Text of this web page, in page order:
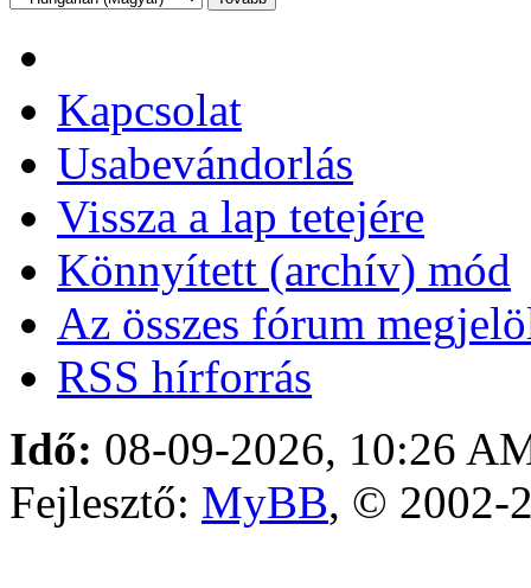
Kapcsolat
Usabevándorlás
Vissza a lap tetejére
Könnyített (archív) mód
Az összes fórum
RSS hírforrás
Idő: 08-09-2026, 10:26
Fejlesztő: MyBB, © 2002-